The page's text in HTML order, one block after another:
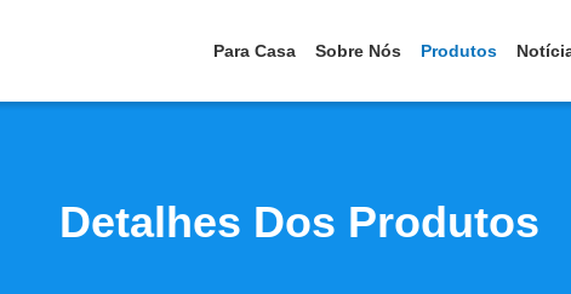
Para Casa Sobre Nós Produtos
Detalhes Dos Produtos